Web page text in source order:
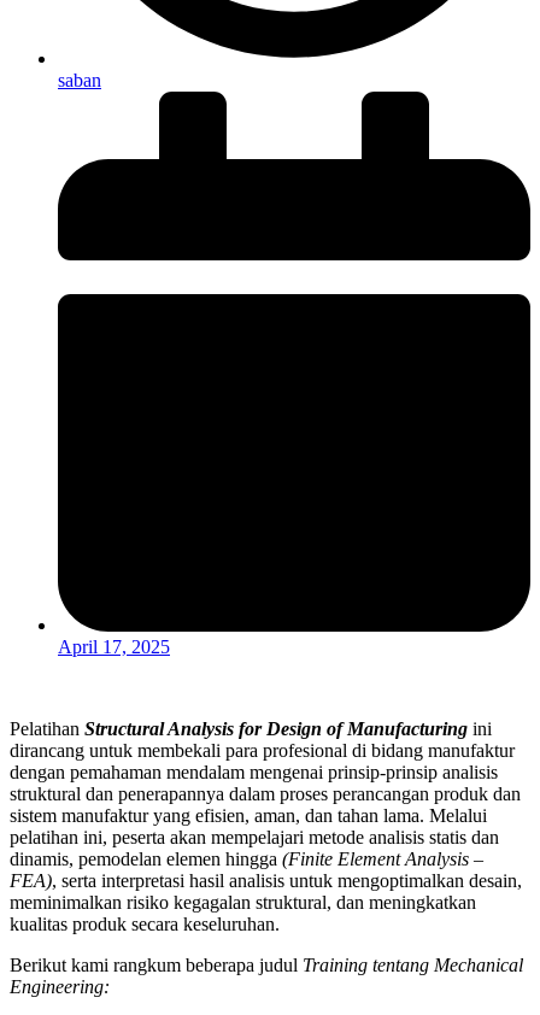
saban
April 17, 2025
Pelatihan Structural Analysis for Design of Manufacturing ini
dirancang untuk membekali para profesional di bidang manufaktur
dengan pemahaman mendalam mengenai prinsip-prinsip analisis
struktural dan penerapannya dalam proses perancangan produk dan
sistem manufaktur yang efisien, aman, dan tahan lama. Melalui
pelatihan ini, peserta akan mempelajari metode analisis statis dan
dinamis, pemodelan elemen hingga (Finite Element Analysis –
FEA), serta interpretasi hasil analisis untuk mengoptimalkan desain,
meminimalkan risiko kegagalan struktural, dan meningkatkan
kualitas produk secara keseluruhan.
Berikut kami rangkum beberapa judul Training tentang Mechanical
Engineering: